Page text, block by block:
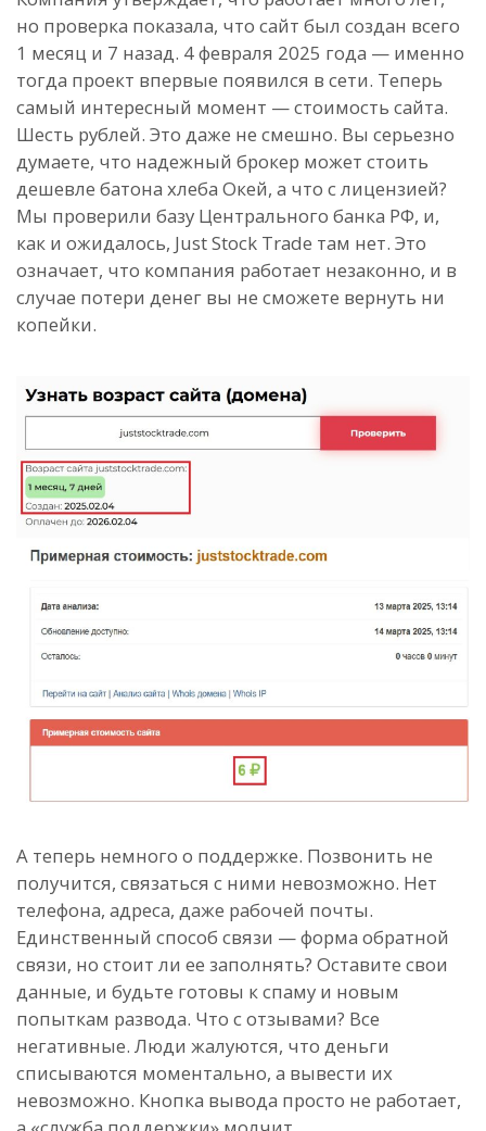
но проверка показала, что сайт был создан всего
1 месяц и 7 назад. 4 февраля 2025 года — именно
тогда проект впервые появился в сети. Теперь
самый интересный момент — стоимость сайта.
Шесть рублей. Это даже не смешно. Вы серьезно
думаете, что надежный брокер может стоить
дешевле батона хлеба Окей, а что с лицензией?
Мы проверили базу Центрального банка РФ, и,
как и ожидалось, Just Stock Trade там нет. Это
означает, что компания работает незаконно, и в
случае потери денег вы не сможете вернуть ни
копейки.
А теперь немного о поддержке. Позвонить не
получится, связаться с ними невозможно. Нет
телефона, адреса, даже рабочей почты.
Единственный способ связи — форма обратной
связи, но стоит ли ее заполнять? Оставите свои
данные, и будьте готовы к спаму и новым
попыткам развода. Что с отзывами? Все
негативные. Люди жалуются, что деньги
списываются моментально, а вывести их
невозможно. Кнопка вывода просто не работает,